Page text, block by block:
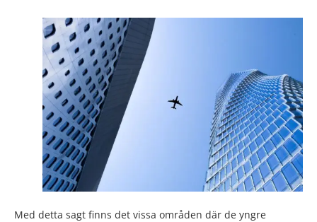
Med detta sagt finns det vissa områden där de yngre